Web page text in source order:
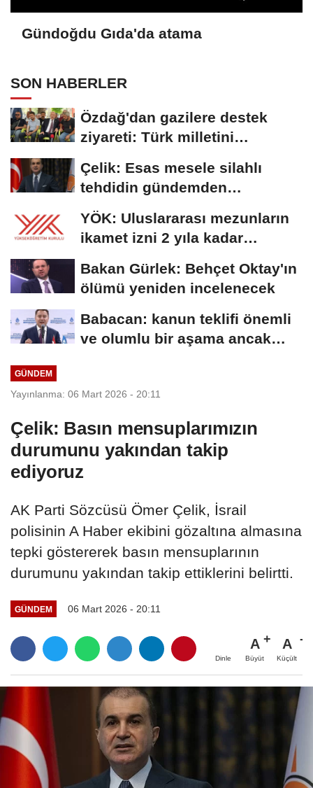
Gündoğdu Gıda'da atama
SON HABERLER
Özdağ'dan gazilere destek
ziyareti: Türk milletini
Çelik: Esas mesele silahlı
tehdidin gündemden
YÖK: Uluslararası mezunların
ikamet izni 2 yıla kadar
Bakan Gürlek: Behçet Oktay'ın
ölümü yeniden incelenecek
Babacan: kanun teklifi önemli
ve olumlu bir aşama ancak
GÜNDEM
Yayınlanma: 06 Mart 2026 - 20:11
Çelik: Basın mensuplarımızın
durumunu yakından takip
ediyoruz
AK Parti Sözcüsü Ömer Çelik, İsrail
polisinin A Haber ekibini gözaltına almasına
tepki göstererek basın mensuplarının
durumunu yakından takip ettiklerini belirtti.
GÜNDEM 06 Mart 2026 - 20:11
Dinle
A
Büyüt
A
Küçült